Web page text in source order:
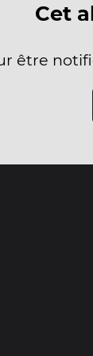
Cet
être